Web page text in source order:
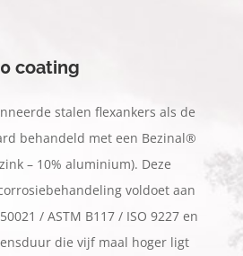
coating
stalen flexankers als de
behandeld met een Bezinal®
– 10% aluminium). Deze
voldoet aan
/ ASTM B117 / ISO 9227 en
die vijf maal hoger ligt